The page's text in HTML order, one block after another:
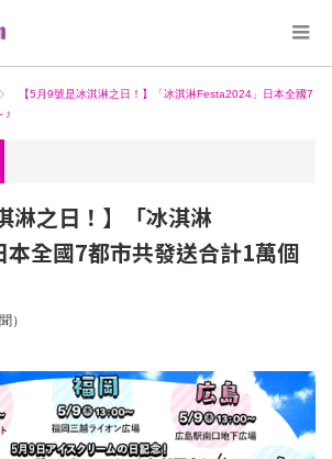
【5月9號是冰淇淋之日！】「冰淇淋Festa2024」日本全國7
♪
淋之日！】「冰淇淋
全國7都市共發送合計1萬個
）